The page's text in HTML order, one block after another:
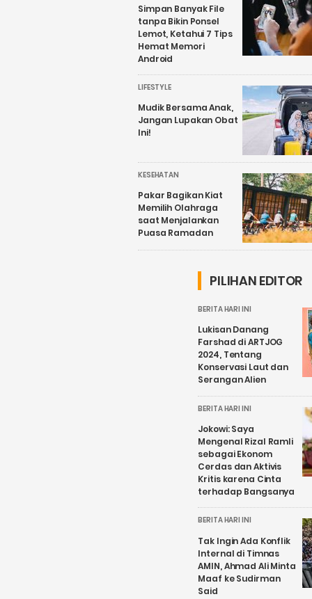
Simpan Banyak File
tanpa Bikin Ponsel
Lemot, Ketahui 7 Tips
Hemat Memori
Android
LIFESTYLE
Mudik Bersama Anak,
Jangan Lupakan Obat
Ini!
KESEHATAN
Pakar Bagikan Kiat
Memilih Olahraga
saat Menjalankan
Puasa Ramadan
PILIHAN EDITOR
BERITA HARI INI
Lukisan Danang
Farshad di ARTJOG
2024, Tentang
Konservasi Laut dan
Serangan Alien
BERITA HARI INI
Jokowi: Saya
Mengenal Rizal Ramli
sebagai Ekonom
Cerdas dan Aktivis
Kritis karena Cinta
terhadap Bangsanya
BERITA HARI INI
Tak Ingin Ada Konflik
Internal di Timnas
AMIN, Ahmad Ali Minta
Maaf ke Sudirman
Said